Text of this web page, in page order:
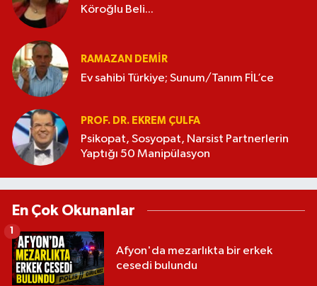
Köroğlu Beli...
RAMAZAN DEMİR
Ev sahibi Türkiye; Sunum/Tanım FİL’ce
PROF. DR. EKREM ÇULFA
Psikopat, Sosyopat, Narsist Partnerlerin
Yaptığı 50 Manipülasyon
En Çok Okunanlar
Afyon'da mezarlıkta bir erkek
cesedi bulundu
1